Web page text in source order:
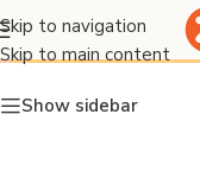
Skip to navigation
Skip to main content
nghe
Show sidebar